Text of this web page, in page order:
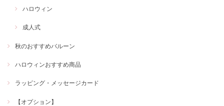
ハロウィン
成人式
秋のおすすめバルーン
ハロウィンおすすめ商品
ラッピング・メッセージカード
【オプション】